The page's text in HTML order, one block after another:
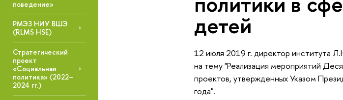
поведение»
РМЭЗ НИУ ВШЭ
(RLMS HSE)
Стратегический
проект
«Социальная
политика» (2022–
2024 гг.)
детей
12 июля 2019 г. директор института
на тему "Реализация мероприятий
проектов, утвержденных Указом
года".